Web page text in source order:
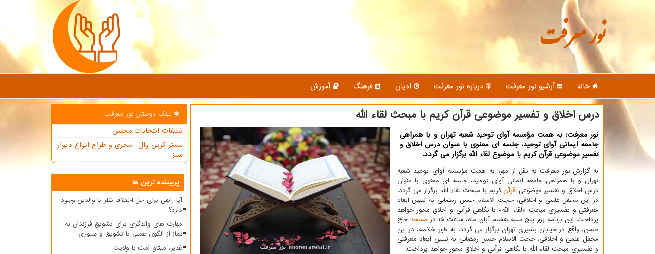
نور معرفت
خانه آرشیو نور معرفت درباره نور معرفت ادیان فرهنگ آموزش
درس اخلاق و تفسیر موضوعی قرآن کریم با مبحث لقاء الله
نور معرفت: به همت مؤسسه آوای توحید شعبه تهران و با همراهی
جامعه ایمانی آوای توحید، جلسه ای معنوی با عنوان درس اخلاق و
تفسیر موضوعی قرآن کریم با موضوع لقاء الله برگزار می گردد.
به گزارش نور معرفت به نقل از مهر، به همت مؤسسه آوای توحید شعبه
تهران و با همراهی جامعه ایمانی آوای توحید، جلسه ای معنوی با عنوان
درس اخلاق و تفسیر موضوعی قرآنکریم با مبحث لقاء الله برگزار می گردد.
در این محفل علمی و اخلاقی، حجت الاسلام حسن رمضانی به تبیین ابعاد
معرفتی و تفسیری مبحث «لقاء الله» با نگاهی قرآنی و اخلاق محور خواهد
پرداخت. این برنامه روز پنج شنبه هشتم آبان ماه، ساعت ۱۵ در
مسجد حاج
حسن، واقع در خیابان بشیری تهران برگزار می گردد. به طور خلاصه، در این
محفل علمی و اخلاقی، حجت الاسلام حسن رمضانی به تبیین ابعاد معرفتی
و تفسیری مبحث لقاء الله با نگاهی قرآنی و اخلاق محور خواهد پرداخت.
لینک دوستان نور معرفت
تبلیغات انتخابات مجلس
مستر گرین وال | مجری و طراح انواع دیوار
سبز
پربیننده ترین ها
آیا راهی برای حل اختلاف نظر با والدین وجود
دارد؟
مهارت های والدگری برای تشویق فرزندان به
نماز از الگوی عملی تا تشویق و صبوری
غدیر، میثاق امت با ولایت